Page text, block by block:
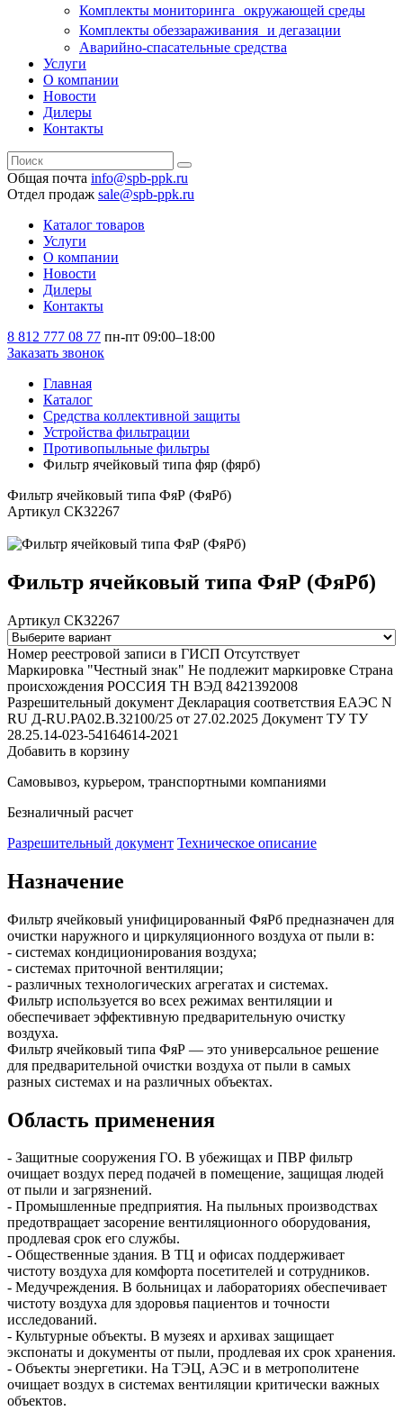
Комплекты мониторинга окружающей среды
Комплекты обеззараживания и дегазации
Аварийно-спасательные средства
Услуги
О компании
Новости
Дилеры
Контакты
Общая почта info@spb-ppk.ru
Отдел продаж sale@spb-ppk.ru
Каталог товаров
Услуги
О компании
Новости
Дилеры
Контакты
8 812 777 08 77 пн-пт 09:00–18:00
Заказать звонок
Главная
Каталог
Средства коллективной защиты
Устройства фильтрации
Противопыльные фильтры
Фильтр ячейковый типа фяр (фярб)
Фильтр ячейковый типа ФяР (ФяРб)
Артикул СКЗ2267
Фильтр ячейковый типа ФяР (ФяРб)
Артикул СКЗ2267
Номер реестровой записи в ГИСП Отсутствует
Маркировка "Честный знак" Не подлежит маркировке Страна
происхождения РОССИЯ ТН ВЭД 8421392008
Разрешительный документ Декларация соответствия ЕАЭС N
RU Д-RU.РА02.В.32100/25 от 27.02.2025 Документ ТУ ТУ
28.25.14-023-54164614-2021
Добавить в корзину
Самовывоз, курьером, транспортными компаниями
Безналичный расчет
Разрешительный документ Техническое описание
Назначение
Фильтр ячейковый унифицированный ФяРб предназначен для
очистки наружного и циркуляционного воздуха от пыли в:
- системах кондиционирования воздуха;
- системах приточной вентиляции;
- различных технологических агрегатах и системах.
Фильтр используется во всех режимах вентиляции и
обеспечивает эффективную предварительную очистку
воздуха.
Фильтр ячейковый типа ФяР — это универсальное решение
для предварительной очистки воздуха от пыли в самых
разных системах и на различных объектах.
Область применения
- Защитные сооружения ГО. В убежищах и ПВР фильтр
очищает воздух перед подачей в помещение, защищая людей
от пыли и загрязнений.
- Промышленные предприятия. На пыльных производствах
предотвращает засорение вентиляционного оборудования,
продлевая срок его службы.
- Общественные здания. В ТЦ и офисах поддерживает
чистоту воздуха для комфорта посетителей и сотрудников.
- Медучреждения. В больницах и лабораториях обеспечивает
чистоту воздуха для здоровья пациентов и точности
исследований.
- Культурные объекты. В музеях и архивах защищает
экспонаты и документы от пыли, продлевая их срок хранения.
- Объекты энергетики. На ТЭЦ, АЭС и в метрополитене
очищает воздух в системах вентиляции критически важных
объектов.